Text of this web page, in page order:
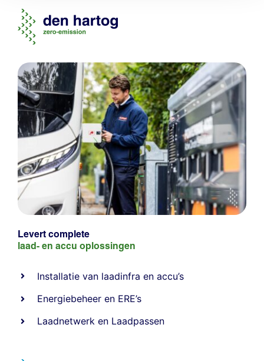
Levert complete
laad- en accu oplossingen
Installatie van laadinfra en accu’s
Energiebeheer en ERE’s
Laadnetwerk en Laadpassen